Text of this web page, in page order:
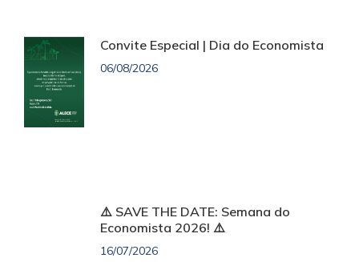
Convite Especial | Dia do Economista
06/08/2026
⚠️ SAVE THE DATE: Semana do
Economista 2026! ⚠️
16/07/2026